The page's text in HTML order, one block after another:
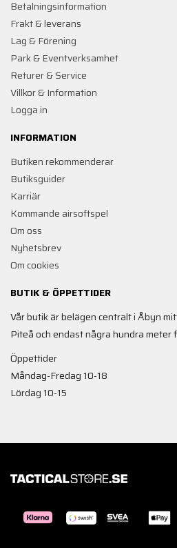
Betalningsinformation
Frakt & leverans
Lag & Förening
Park & Eventverksamhet
Returer & Service
Villkor & Information
Logga in
INFORMATION
Butiken rekommenderar
Butiksguider
Karriär
Kommande airsoftspel
Om oss
Nyhetsbrev
Om cookies
BUTIK & ÖPPETTIDER
Vår butik är belägen centralt i Åbyn
Piteå och endast några hundra meter
Öppettider
Måndag-Fredag 10-18
Lördag 10-15